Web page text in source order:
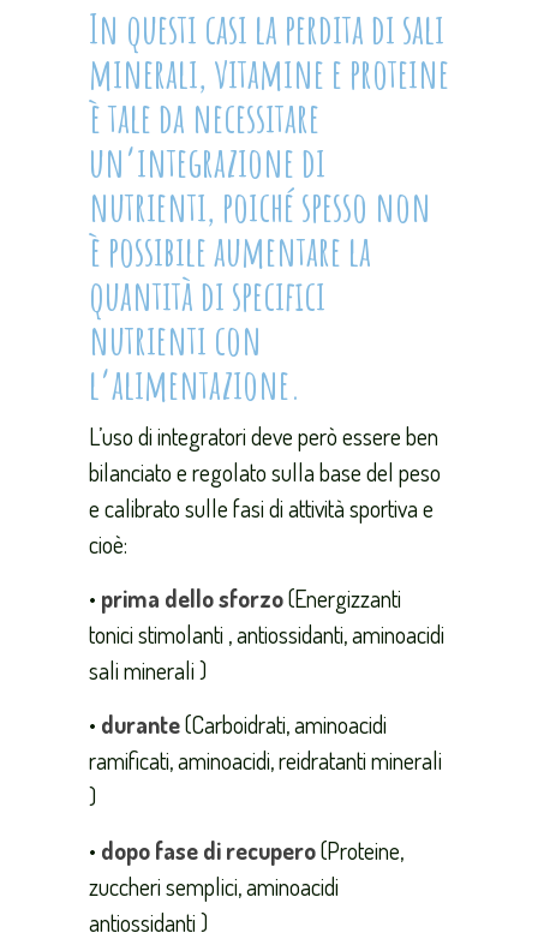
In questi casi la perdita di sali
minerali, vitamine e proteine
è tale da necessitare
un’integrazione di
nutrienti, poiché spesso non
è possibile aumentare la
quantità di specifici
nutrienti con
l’alimentazione.
L’uso di integratori deve però essere ben
bilanciato e regolato sulla base del peso
e calibrato sulle fasi di attività sportiva e
cioè:
• prima dello sforzo(Energizzanti
tonici stimolanti , antiossidanti, aminoacidi
sali minerali )
• durante(Carboidrati, aminoacidi
ramificati, aminoacidi, reidratanti minerali
)
• dopo fase di recupero(Proteine,
zuccheri semplici, aminoacidi
antiossidanti )